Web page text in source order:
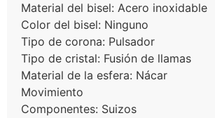
Material del bisel: Acero inoxidable
Color del bisel: Ninguno
Tipo de corona: Pulsador
Tipo de cristal: Fusión de llamas
Material de la esfera: Nácar
Movimiento
Componentes: Suizos